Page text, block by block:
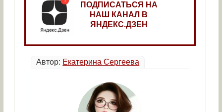
ПОДПИСАТЬСЯ НА
НАШ КАНАЛ В
ЯНДЕКС.ДЗЕН
Автор: Екатерина Сергеева